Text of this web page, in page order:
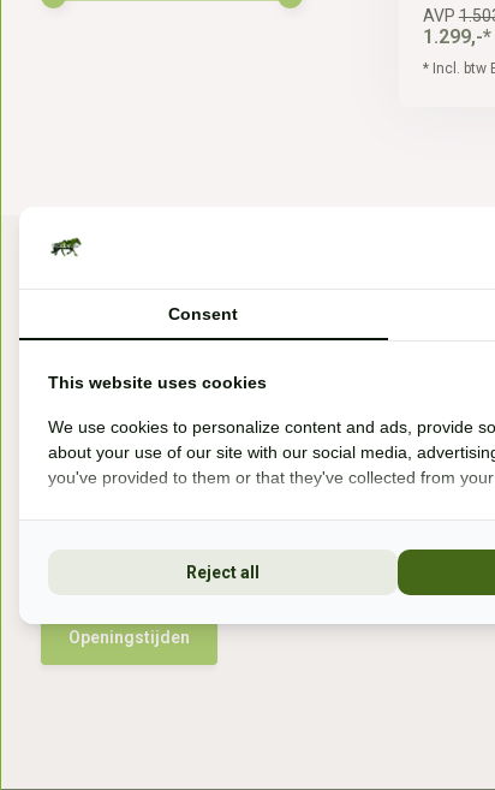
AVP
1.299,-*
* Incl. btw
Bezoek onze winkel
Handelsweg 6a
7041gx 's-Heerenberg
aan de Duitse grens, aan de A12/A3
Openingstijden
Consent
This website uses cookies
We use cookies to personalize content and ads, provide
about your use of our site with our social media,
you've provided to them or that they've collected from
Reject all